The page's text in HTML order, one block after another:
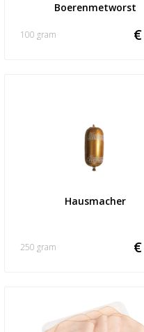
Boerenmetworst
100 gram
Hausmacher
250 gram